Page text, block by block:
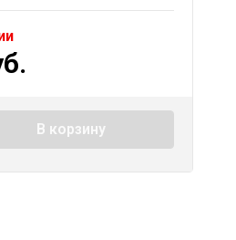
В корзину